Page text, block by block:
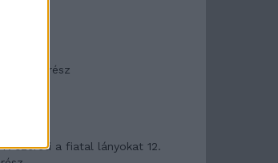
Minka 7. rész
T. szereti a fiatal lányokat 12.